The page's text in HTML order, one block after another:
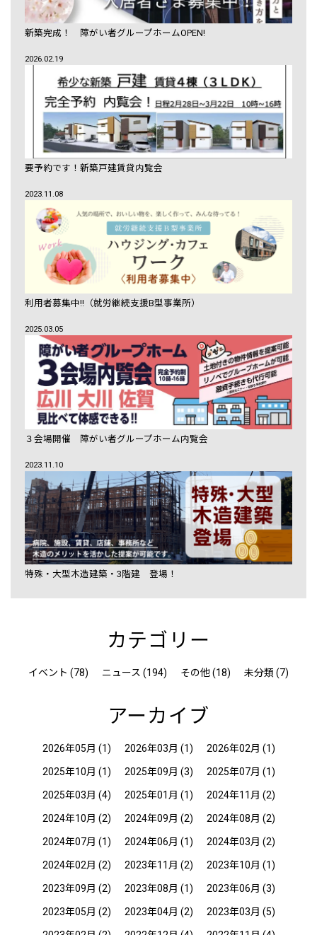
新築完成！ 障がい者グループホームOPEN!
2026.02.19
要予約です！新築戸建賃貸内覧会
2023.11.08
利用者募集中!!（就労継続支援B型事業所）
2025.03.05
３会場開催 障がい者グループホーム内覧会
2023.11.10
特殊・大型木造建築・3階建 登場！
カテゴリー
イベント (78) ニュース (194) その他 (18) 未分類 (7)
アーカイブ
2026年05月 (1) 2026年03月 (1) 2026年02月 (1)
2025年10月 (1) 2025年09月 (3) 2025年07月 (1)
2025年03月 (4) 2025年01月 (1) 2024年11月 (2)
2024年10月 (2) 2024年09月 (2) 2024年08月 (2)
2024年07月 (1) 2024年06月 (1) 2024年03月 (2)
2024年02月 (2) 2023年11月 (2) 2023年10月 (1)
2023年09月 (2) 2023年08月 (1) 2023年06月 (3)
2023年05月 (2) 2023年04月 (2) 2023年03月 (5)